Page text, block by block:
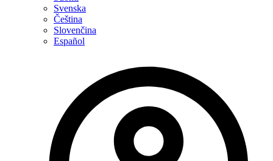
Svenska
Čeština
Slovenčina
Español